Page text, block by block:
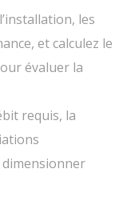
les
et calculez le
évaluer la
requis, la